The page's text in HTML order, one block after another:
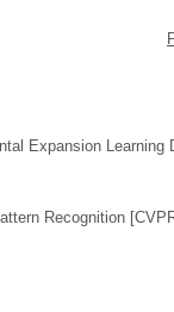
Expansion Learning
Recognition